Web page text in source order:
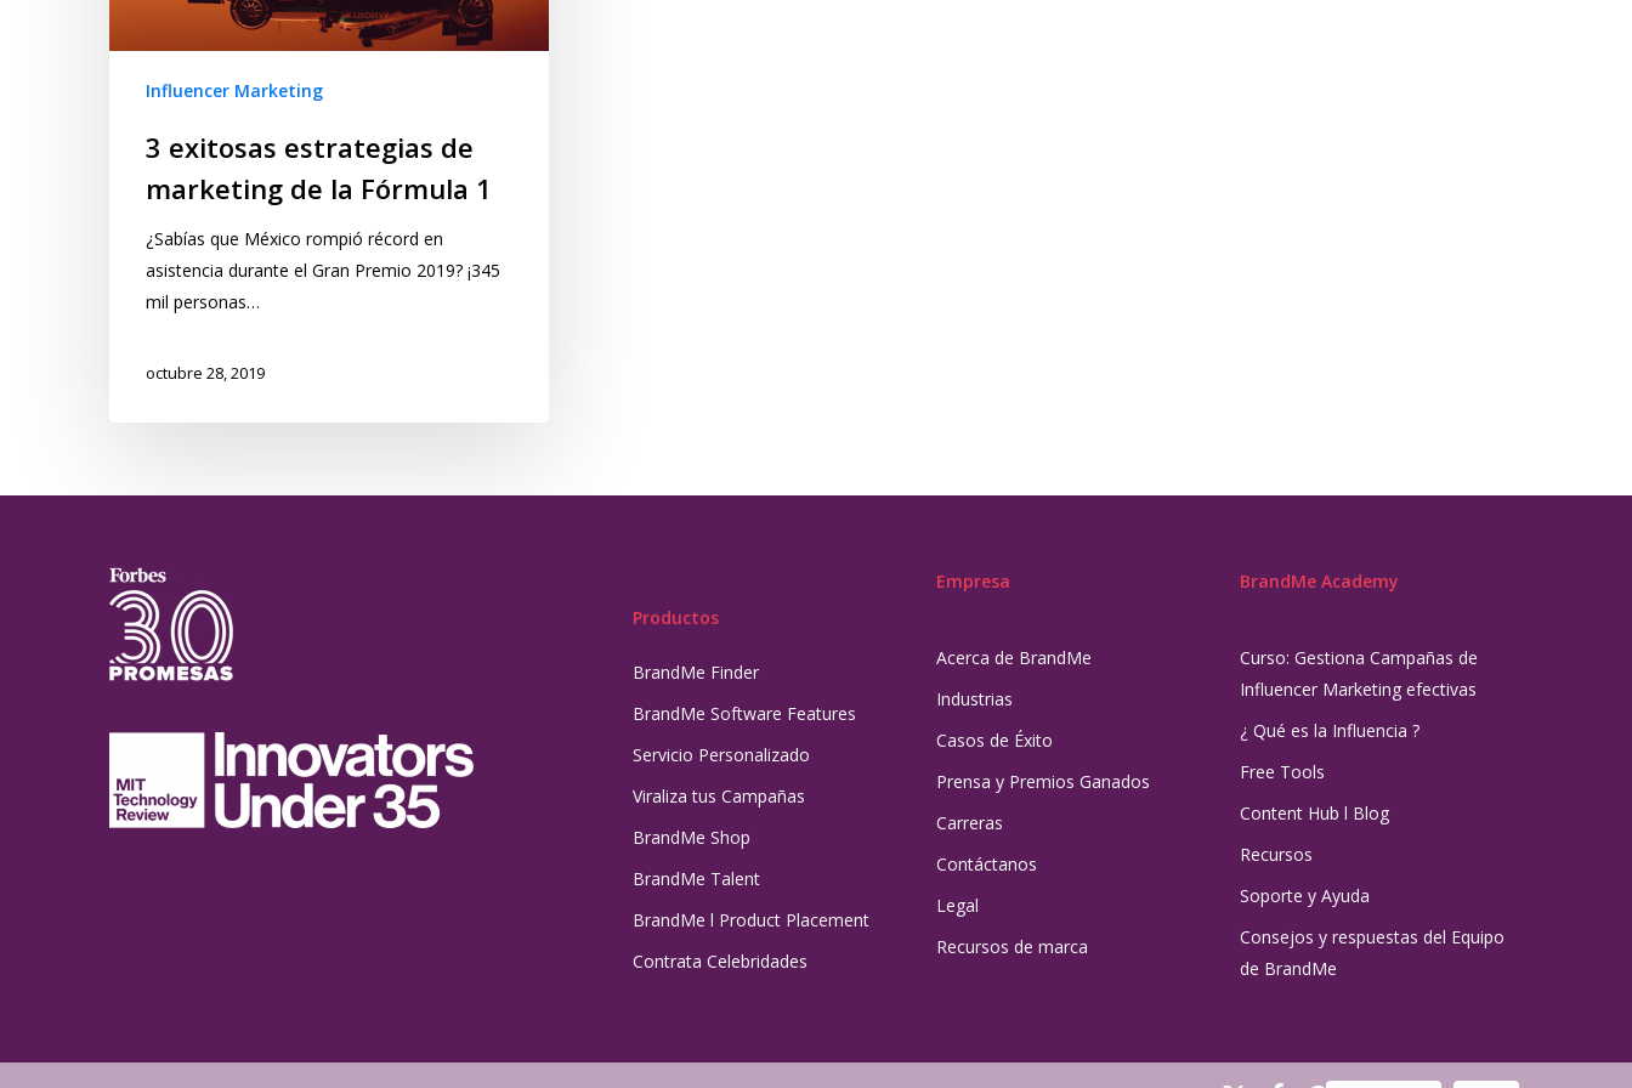
Influencer Marketing
3 exitosas estrategias de
marketing de la Fórmula 1
¿Sabías que México rompió récord en
asistencia durante el Gran Premio 2019? ¡345
mil personas…
octubre 28, 2019
Productos
BrandMe Finder
BrandMe Software Features
Servicio Personalizado
Viraliza tus Campañas
BrandMe Shop
BrandMe Talent
BrandMe l Product Placement
Contrata Celebridades
Empresa
Acerca de BrandMe
Industrias
Casos de Éxito
Prensa y Premios Ganados
Carreras
Contáctanos
Legal
Recursos de marca
BrandMe Academy
Curso: Gestiona Campañas de
Influencer Marketing efectivas
¿ Qué es la Influencia ?
Free Tools
Content Hub l Blog
Recursos
Soporte y Ayuda
Consejos y respuestas del Equipo
de BrandMe